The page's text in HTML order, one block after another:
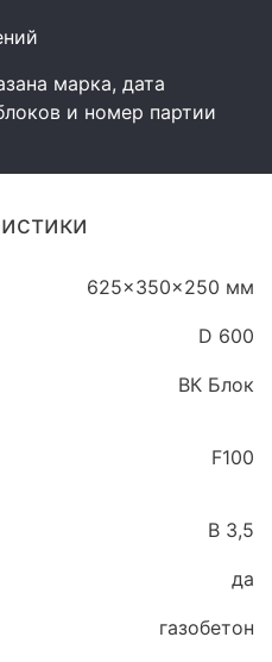
марка, дата
и номер партии
625x350x250 мм
D 600
ВК Блок
F100
B 3,5
да
газобетон